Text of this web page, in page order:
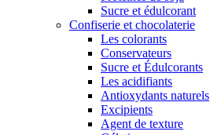
Sucre et édulcorant
Confiserie et chocolaterie
Les colorants
Conservateurs
Sucre et Édulcorants
Les acidifiants
Antioxydants naturels
Excipients
Agent de texture